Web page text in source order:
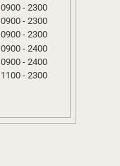
0900 - 2300
0900 - 2300
0900 - 2300
0900 - 2400
0900 - 2400
1100 - 2300